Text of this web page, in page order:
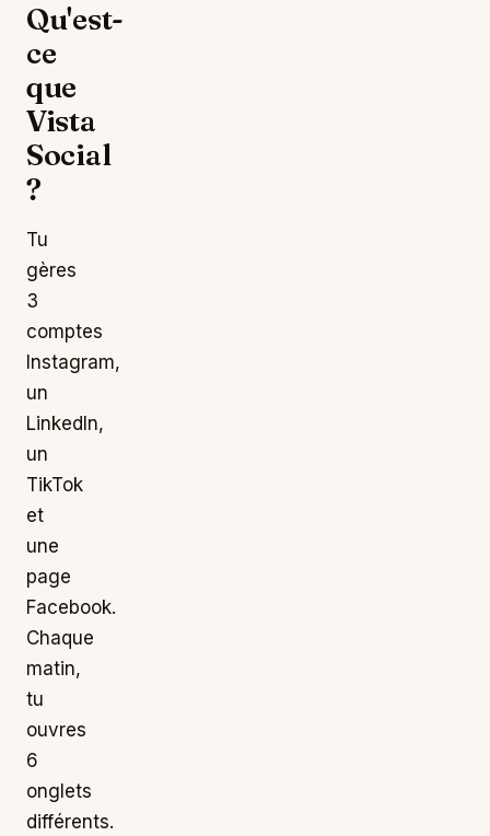
Qu'est-
ce
que
Vista
Social
?
Tu
gères
3
comptes
Instagram,
un
LinkedIn,
un
TikTok
et
une
page
Facebook.
Chaque
matin,
tu
ouvres
6
onglets
différents.